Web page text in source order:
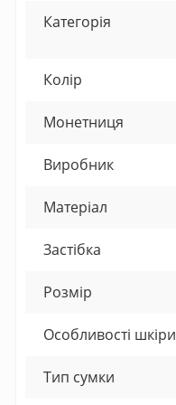
Категорія
Колір
Монетниця
Виробник
Матеріал
Застібка
Розмір
Особливості шкіри
Тип сумки